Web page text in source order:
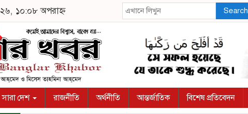
১০:০৮ অপরাহ্ন Search
সারা দেশ রাজনীতি অর্থনীতি আন্তর্জাতিক বিশেষ প্রতিবেদন